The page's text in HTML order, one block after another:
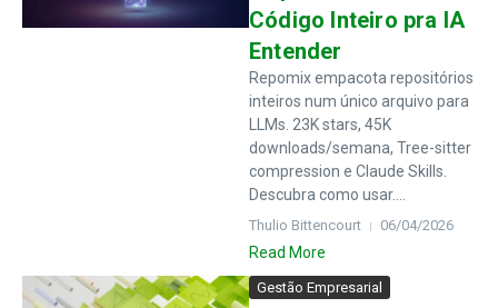
Código Inteiro pra IA
Entender
Repomix empacota repositórios
inteiros num único arquivo para
LLMs. 23K stars, 45K
downloads/semana, Tree-sitter
compression e Claude Skills.
Descubra como usar....
Thulio Bittencourt 06/04/2026
Read More
Gestão Empresarial